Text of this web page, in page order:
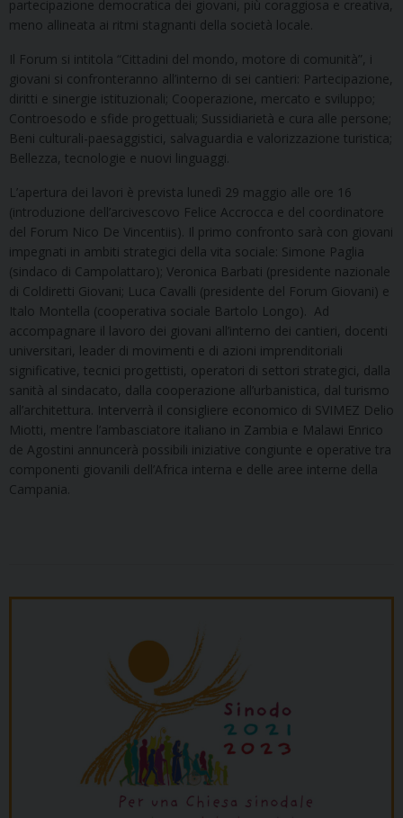
partecipazione democratica dei giovani, più coraggiosa e creativa,
meno allineata ai ritmi stagnanti della società locale.
Il Forum si intitola “Cittadini del mondo, motore di comunità”, i
giovani si confronteranno all’interno di sei cantieri: Partecipazione,
diritti e sinergie istituzionali; Cooperazione, mercato e sviluppo;
Controesodo e sfide progettuali; Sussidiarietà e cura alle persone;
Beni culturali-paesaggistici, salvaguardia e valorizzazione turistica;
Bellezza, tecnologie e nuovi linguaggi.
L’apertura dei lavori è prevista lunedì 29 maggio alle ore 16
(introduzione dell’arcivescovo Felice Accrocca e del coordinatore
del Forum Nico De Vincentiis). Il primo confronto sarà con giovani
impegnati in ambiti strategici della vita sociale: Simone Paglia
(sindaco di Campolattaro); Veronica Barbati (presidente nazionale
di Coldiretti Giovani; Luca Cavalli (presidente del Forum Giovani) e
Italo Montella (cooperativa sociale Bartolo Longo). Ad
accompagnare il lavoro dei giovani all’interno dei cantieri, docenti
universitari, leader di movimenti e di azioni imprenditoriali
significative, tecnici progettisti, operatori di settori strategici, dalla
sanità al sindacato, dalla cooperazione all’urbanistica, dal turismo
all’architettura. Interverrà il consigliere economico di SVIMEZ Delio
Miotti, mentre l’ambasciatore italiano in Zambia e Malawi Enrico
de Agostini annuncerà possibili iniziative congiunte e operative tra
componenti giovanili dell’Africa interna e delle aree interne della
Campania.